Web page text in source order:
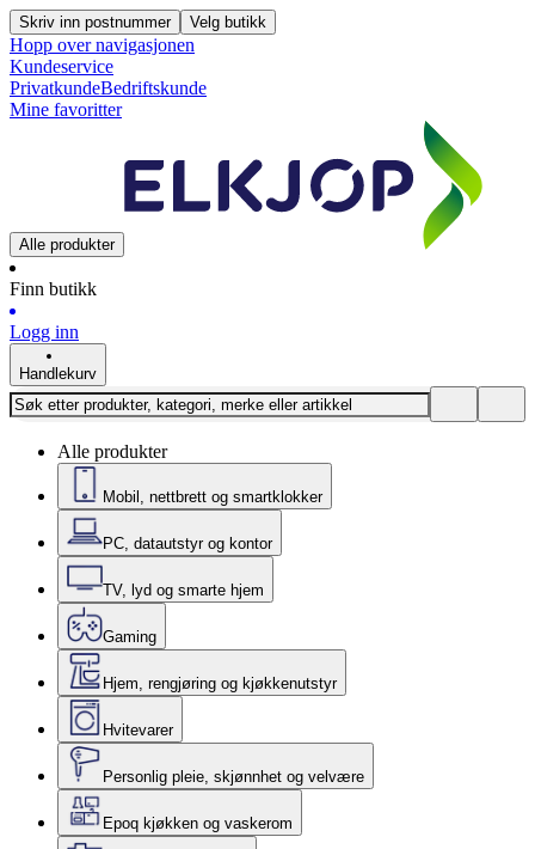
Skriv inn postnummer Velg butikk
Hopp over navigasjonen
Kundeservice
PrivatkundeBedriftskunde
Mine favoritter
Alle produkter
Finn butikk
Logg inn
Handlekurv
Alle produkter
Mobil, nettbrett og smartklokker
PC, datautstyr og kontor
TV, lyd og smarte hjem
Gaming
Hjem, rengjøring og kjøkkenutstyr
Hvitevarer
Personlig pleie, skjønnhet og velvære
Epoq kjøkken og vaskerom